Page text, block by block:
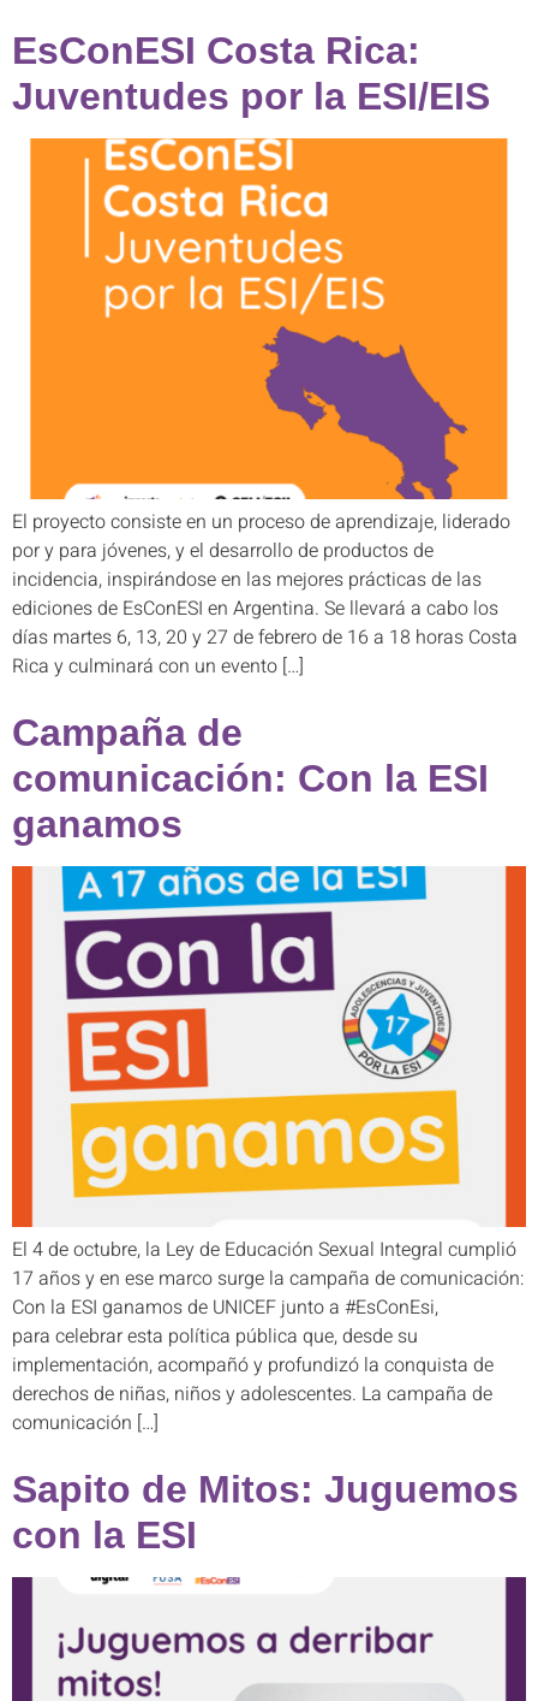
EsConESI Costa Rica:
Juventudes por la ESI/EIS
El proyecto consiste en un proceso de aprendizaje, liderado
por y para jóvenes, y el desarrollo de productos de
incidencia, inspirándose en las mejores prácticas de las
ediciones de EsConESI en Argentina. Se llevará a cabo los
días martes 6, 13, 20 y 27 de febrero de 16 a 18 horas Costa
Rica y culminará con un evento […]
Campaña de
comunicación: Con la ESI
ganamos
El 4 de octubre, la Ley de Educación Sexual Integral cumplió
17 años y en ese marco surge la campaña de comunicación:
Con la ESI ganamos de UNICEF junto a #EsConEsi,
para celebrar esta política pública que, desde su
implementación, acompañó y profundizó la conquista de
derechos de niñas, niños y adolescentes. La campaña de
comunicación […]
Sapito de Mitos: Juguemos
con la ESI